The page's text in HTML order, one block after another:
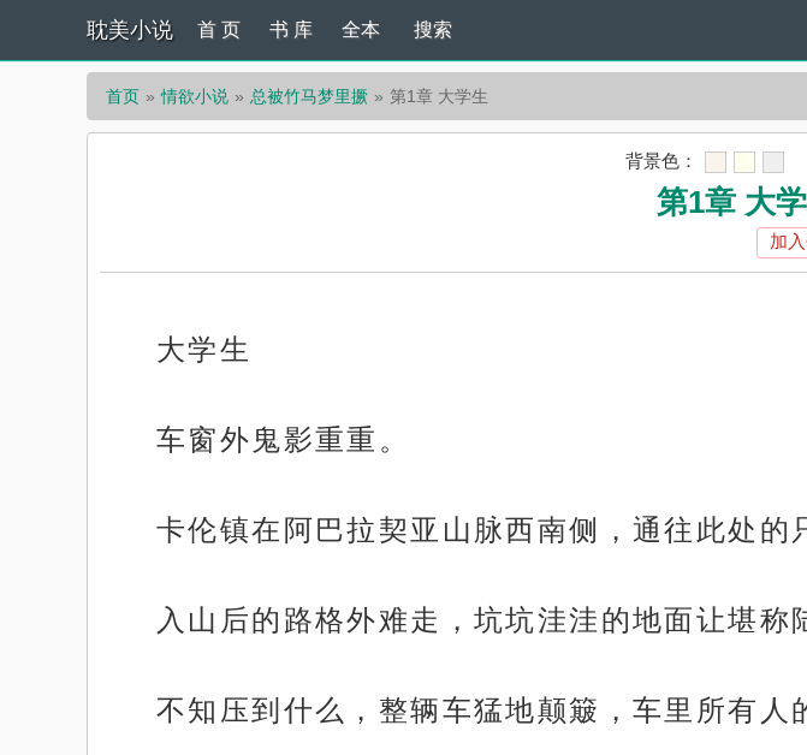
耽美小说 首 页 书 库 全本 搜索
首页 情欲小说 总被竹马梦里撅 第1章 大学生
背景色：
第1章 大
加
大学生
车窗外鬼影重重。
卡伦镇在阿巴拉契亚山脉西南侧，通往此处的
入山后的路格外难走，坑坑洼洼的地面让堪称
不知压到什么，整辆车猛地颠簸，车里所有人